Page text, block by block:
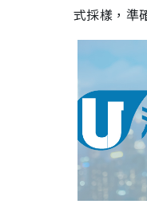
式採樣，準